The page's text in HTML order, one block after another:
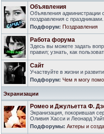
Объявления
Объявления администрации
поздравления с праздниками.
Подфорум: Поздравления
Работа форума
Здесь вы можете задать
правил; узнать, как
Сайт
Участвуйте в жизни и
Подфорум: Чем я могу
Экранизации
Ромео и Джульетта Ф.
Экранизация, покорившая
Оливия Хасси и Леонард
Подфорумы: Актеры и